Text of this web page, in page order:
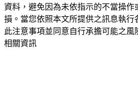
資料，避免因為未依指示的不當操作
損。當您依照本文所提供之訊息執行
此注意事項並同意自行承擔可能之風
相關資訊